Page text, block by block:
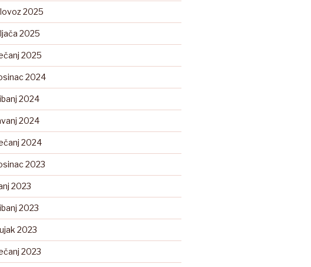
2025
2025
2025
2024
2024
2024
2024
2023
2023
2023
2023
2023